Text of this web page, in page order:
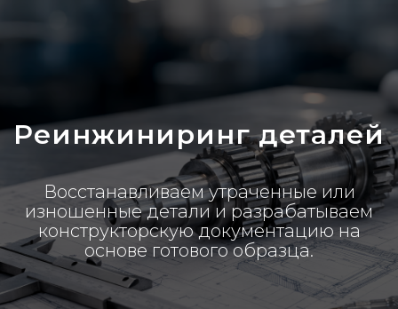
Реинжиниринг деталей
Восстанавливаем утраченные или
изношенные детали и разрабатываем
конструкторскую документацию на
основе готового образца.